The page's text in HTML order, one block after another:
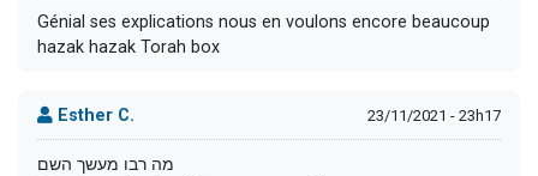
Génial ses explications nous en voulons encore beaucoup
hazak hazak Torah box
Esther C. 23/11/2021 - 23h17
מה רבו מעשך השם